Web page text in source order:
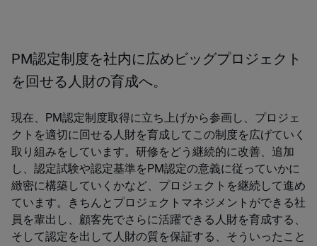
PM認定制度を社内に広めビッグプロジェクト
を回せる人財の育成へ。
現在、PM認定制度取得に立ち上げから参画し、プロジェ
クトを適切に回せる人財を育成してこの制度を広げていく
取り組みをしています。研修をどう継続的に改善、追加
し、認定試験や認定基準をPM認定の意義に従っていかに
緻密に構築していくかなど、プロジェクトを継続して進め
ています。きちんとプロジェクトマネジメントができる社
員を輩出し、顧客先でさらに活躍できる人財を育成する、
そして認定を出して人財の質を保証する、そういったこと